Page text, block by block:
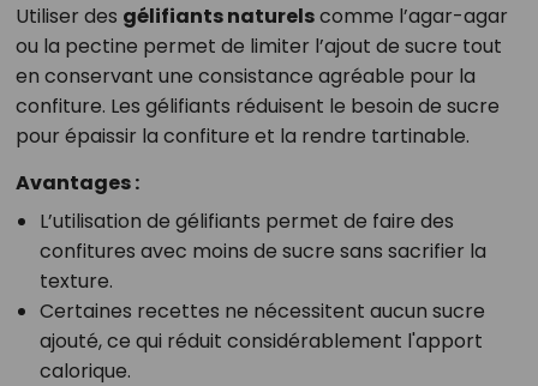
Utiliser des gélifiants naturelscomme l’agar-agar
ou la pectine permet de limiter l’ajout de sucre tout
en conservant une consistance agréable pour la
confiture. Les gélifiants réduisent le besoin de sucre
pour épaissir la confiture et la rendre tartinable.
Avantages :
L’utilisation de gélifiants permet de faire des
confitures avec moins de sucre sans sacrifier la
texture.
Certaines recettes ne nécessitent aucun sucre
ajouté, ce qui réduit considérablement l'apport
calorique.